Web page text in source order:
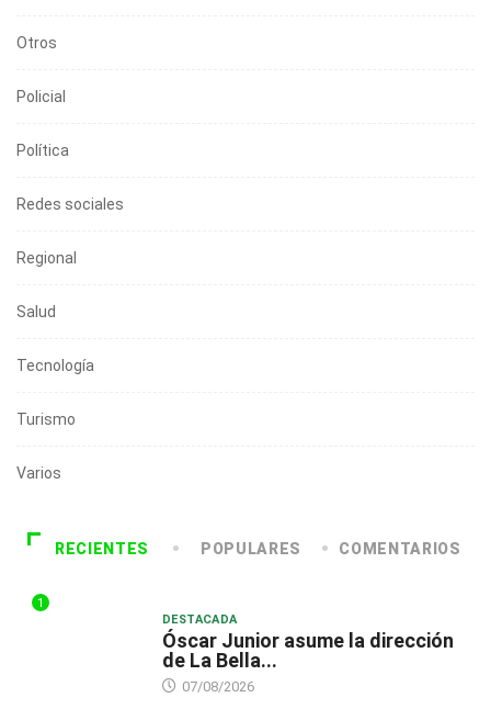
Otros
Policial
Política
Redes sociales
Regional
Salud
Tecnología
Turismo
Varios
RECIENTES POPULARES COMENTARIOS
1
DESTACADA
Óscar Junior asume la dirección
de La Bella...
07/08/2026